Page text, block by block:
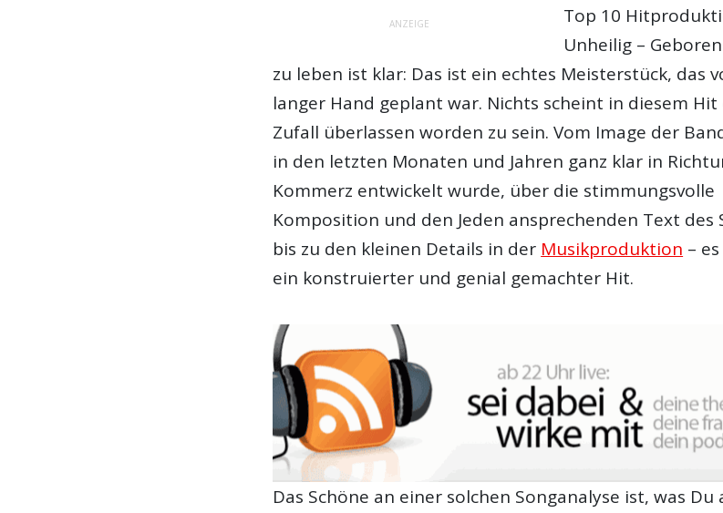
ANZEIGE
Top 10
Unheilig –
zu leben ist klar: Das ist ein echtes Meisterstück, das
langer Hand geplant war. Nichts scheint in diesem Hit
Zufall überlassen worden zu sein. Vom Image der
in den letzten Monaten und Jahren ganz klar in
Kommerz entwickelt wurde, über die stimmungsvolle
Komposition und den Jeden ansprechenden Text des
bis zu den kleinen Details in der Musikproduktion –
ein konstruierter und genial gemachter Hit.
Das Schöne an einer solchen Songanalyse ist, was Du